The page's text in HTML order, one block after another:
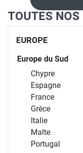
TOUTES NOS
EUROPE
Europe du Sud
Chypre
Espagne
France
Grèce
Italie
Malte
Portugal